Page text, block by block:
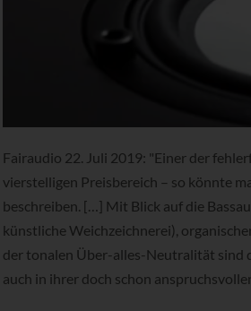
Fairaudio 22. Juli 2019: "Einer der
vierstelligen Preisbereich – so könnte
beschreiben. […] Mit Blick auf die
künstliche Weichzeichnerei),
der tonalen Über-alles-Neutralität sind
auch in ihrer doch schon